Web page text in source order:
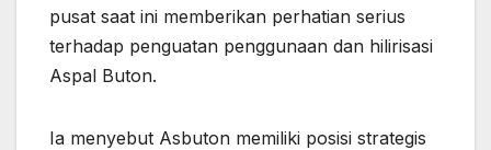
pusat saat ini memberikan perhatian serius
terhadap penguatan penggunaan dan hilirisasi
Aspal Buton.
Ia menyebut Asbuton memiliki posisi strategis